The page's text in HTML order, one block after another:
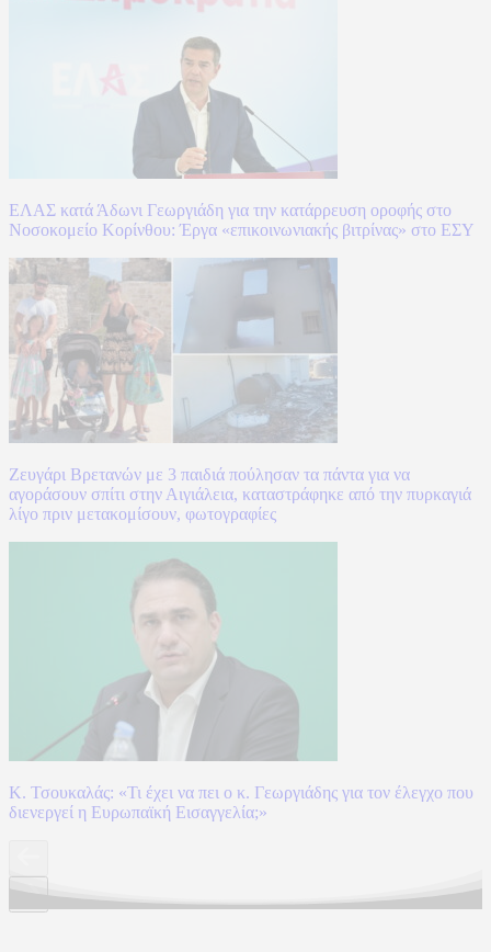
ΕΛΑΣ κατά Άδωνι Γεωργιάδη για την κατάρρευση οροφής στο
Νοσοκομείο Κορίνθου: Έργα «επικοινωνιακής βιτρίνας» στο ΕΣΥ
Ζευγάρι Βρετανών με 3 παιδιά πούλησαν τα πάντα για να
αγοράσουν σπίτι στην Αιγιάλεια, καταστράφηκε από την πυρκαγιά
λίγο πριν μετακομίσουν, φωτογραφίες
Κ. Τσουκαλάς: «Τι έχει να πει ο κ. Γεωργιάδης για τον έλεγχο που
διενεργεί η Ευρωπαϊκή Εισαγγελία;»